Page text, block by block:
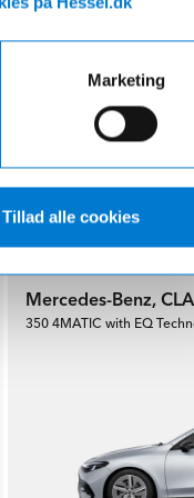
Marketing
Tillad alle cookies
4 farver
210 km/t
Firehjulstræk
Mercedes-Benz, CLA
350 4MATIC with EQ